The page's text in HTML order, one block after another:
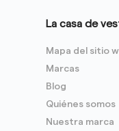
La casa de
Mapa del sitio
Marcas
Blog
Quiénes somos
Nuestra marca